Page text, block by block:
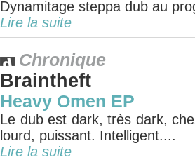
Dynamitage steppa dub au
Lire la suite
Chronique
Braintheft
Heavy Omen EP
Le dub est dark, très dark,
lourd, puissant. Intelligent....
Lire la suite